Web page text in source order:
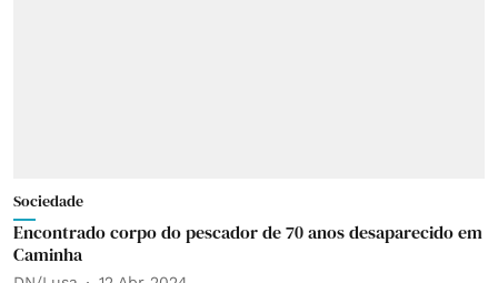
Sociedade
Encontrado corpo do pescador de 70 anos desaparecido em
Caminha